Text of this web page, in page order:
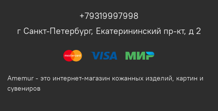
+79319997998
г Санкт-Петербург, Екатерининский пр-кт, д 2
Amemur - это интернет-магазин кожанных изделий, картин и
сувениров